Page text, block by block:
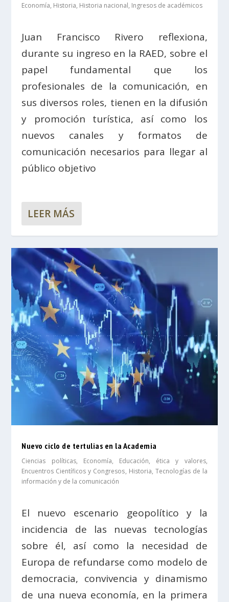
Economía, Historia, Historia nacional, Ingresos de académicos
Juan Francisco Rivero reflexiona,
durante su ingreso en la RAED, sobre el
papel fundamental que los
profesionales de la comunicación, en
sus diversos roles, tienen en la difusión
y promoción turística, así como los
nuevos canales y formatos de
comunicación necesarios para llegar al
público objetivo
LEER MÁS
Nuevo ciclo de tertulias en la Academia
Ciencias políticas, Economía, Educación, ética y valores,
Encuentros Científicos y Congresos, Historia, Tecnologías de la
información y de la comunicación
El nuevo escenario geopolítico y la
incidencia de las nuevas tecnologías
sobre él, así como la necesidad de
Europa de refundarse como modelo de
democracia, convivencia y dinamismo
de una nueva economía, en la primera